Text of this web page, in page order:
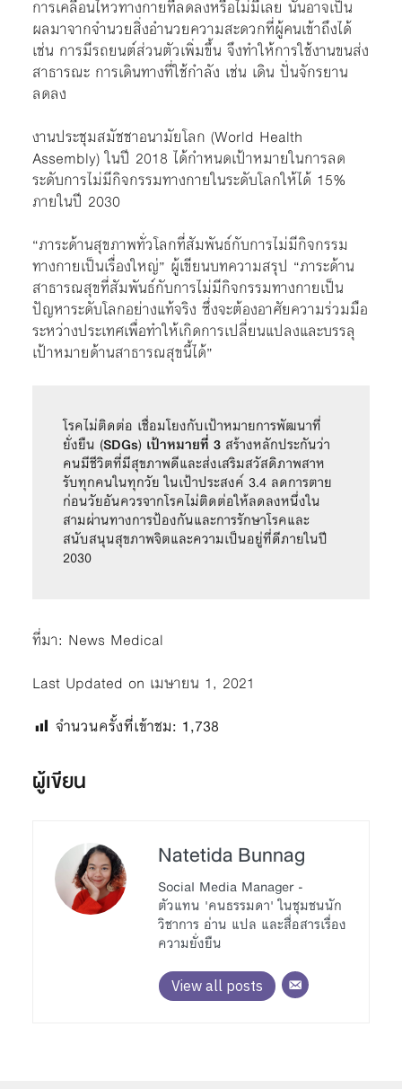
การเคลื่อนไหวทางกายที่ลดลงหรือไม่มีเลย นั้นอาจเป็น
ผลมาจากจำนวยสิ่งอำนวยความสะดวกที่ผู้คนเข้าถึงได้
เช่น การมีรถยนต์ส่วนตัวเพิ่มขึ้น จึงทำให้การใช้งานขนส่ง
สาธารณะ การเดินทางที่ใช้กำลัง เช่น เดิน ปั่นจักรยาน
ลดลง
งานประชุมสมัชชาอนามัยโลก (World Health
Assembly) ในปี 2018 ได้กำหนดเป้าหมายในการลด
ระดับการไม่มีกิจกรรมทางกายในระดับโลกให้ได้ 15%
ภายในปี 2030
“ภาระด้านสุขภาพทั่วโลกที่สัมพันธ์กับการไม่มีกิจกรรม
ทางกายเป็นเรื่องใหญ่” ผู้เขียนบทความสรุป “ภาระด้าน
สาธารณสุขที่สัมพันธ์กับการไม่มีกิจกรรมทางกายเป็น
ปัญหาระดับโลกอย่างแท้จริง ซึ่งจะต้องอาศัยความร่วมมือ
ระหว่างประเทศเพื่อทำให้เกิดการเปลี่ยนแปลงและบรรลุ
เป้าหมายด้านสาธารณสุขนี้ได้”
โรคไม่ติดต่อ เชื่อมโยงกับเป้าหมายการพัฒนาที่
ยั่งยืน (SDGs) เป้าหมายที่ 3 สร้างหลักประกันว่า
คนมีชีวิตที่มีสุขภาพดีและส่งเสริมสวัสดิภาพสาห
รับทุกคนในทุกวัย ในเป้าประสงค์ 3.4 ลดการตาย
ก่อนวัยอันควรจากโรคไม่ติดต่อให้ลดลงหนึ่งใน
สามผ่านทางการป้องกันและการรักษาโรคและ
สนับสนุนสุขภาพจิตและความเป็นอยู่ที่ดีภายในปี
2030
ที่มา: News Medical
Last Updated on เมษายน 1, 2021
จำนวนครั้งที่เข้าชม: 1,738
ผู้เขียน
Natetida Bunnag
Social Media Manager -
ตัวแทน 'คนธรรมดา' ในชุมชนนัก
วิชาการ อ่าน แปล และสื่อสารเรื่อง
ความยั่งยืน
View all posts